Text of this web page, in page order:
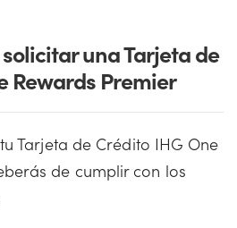
una Tarjeta de
Rewards Premier
Tarjeta de Crédito IHG One
de cumplir con los